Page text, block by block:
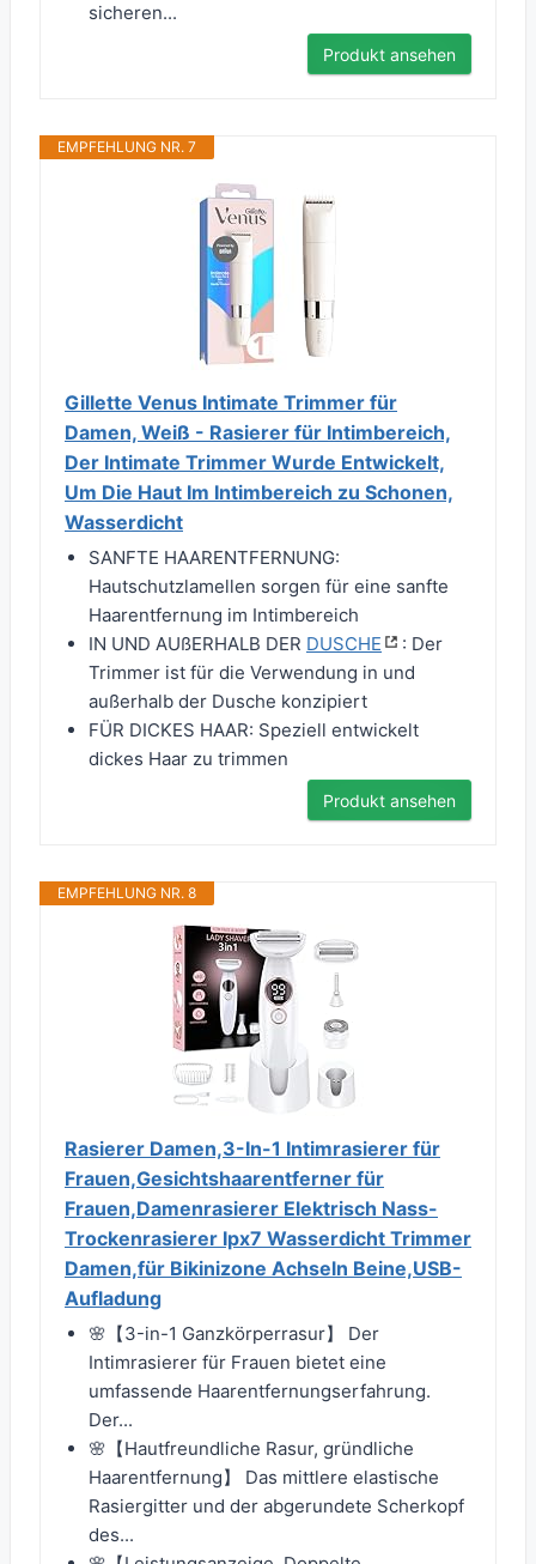
sicheren...
Produkt ansehen
EMPFEHLUNG NR. 7
Gillette Venus Intimate Trimmer für
Damen, Weiß - Rasierer für Intimbereich,
Der Intimate Trimmer Wurde Entwickelt,
Um Die Haut Im Intimbereich zu Schonen,
Wasserdicht
SANFTE HAARENTFERNUNG:
Hautschutzlamellen sorgen für eine sanfte
Haarentfernung im Intimbereich
IN UND AUßERHALB DER DUSCHE
: Der
Trimmer ist für die Verwendung in und
außerhalb der Dusche konzipiert
FÜR DICKES HAAR: Speziell entwickelt
dickes Haar zu trimmen
Produkt ansehen
EMPFEHLUNG NR. 8
Rasierer Damen,3-In-1 Intimrasierer für
Frauen,Gesichtshaarentferner für
Frauen,Damenrasierer Elektrisch Nass-
Trockenrasierer Ipx7 Wasserdicht Trimmer
Damen,für Bikinizone Achseln Beine,USB-
Aufladung
🌸【3-in-1 Ganzkörperrasur】 Der
Intimrasierer für Frauen bietet eine
umfassende Haarentfernungserfahrung.
Der...
🌸【Hautfreundliche Rasur, gründliche
Haarentfernung】 Das mittlere elastische
Rasiergitter und der abgerundete Scherkopf
des...